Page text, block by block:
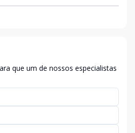
que um de nossos especialistas